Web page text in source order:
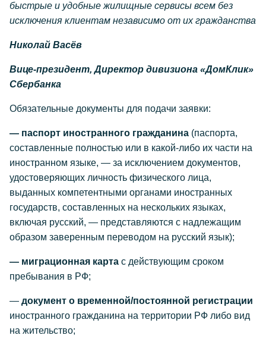
быстрые и удобные жилищные сервисы всем без
исключения клиентам независимо от их гражданства
Николай Васёв
Вице-президент, Директор дивизиона «ДомКлик»
Сбербанка
Обязательные документы для подачи заявки:
— паспорт иностранного гражданина (паспорта,
составленные полностью или в какой-либо их части на
иностранном языке, — за исключением документов,
удостоверяющих личность физического лица,
выданных компетентными органами иностранных
государств, составленных на нескольких языках,
включая русский, — представляются с надлежащим
образом заверенным переводом на русский язык);
— миграционная карта с действующим сроком
пребывания в РФ;
— документ о временной/постоянной регистрации
иностранного гражданина на территории РФ либо вид
на жительство;